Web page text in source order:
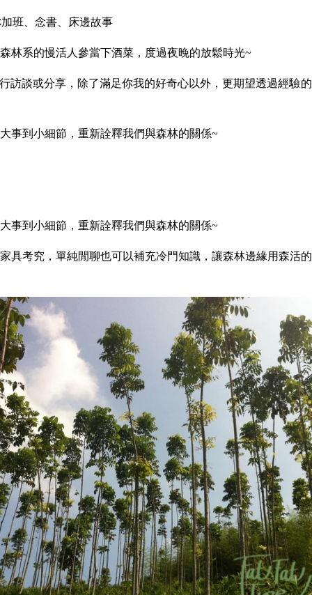
加班、念書、床邊故事
林系的慢活人參當下酒菜，度過夜晚的放鬆時光~
訪談或分享，除了滿足你我的好奇心以外，更期望透過經驗
的大事到小細節，重新詮釋我們與森林的關係~
的大事到小細節，重新詮釋我們與森林的關係~
具考究，單純閒聊也可以補充冷門知識，讓森林邊緣用森活